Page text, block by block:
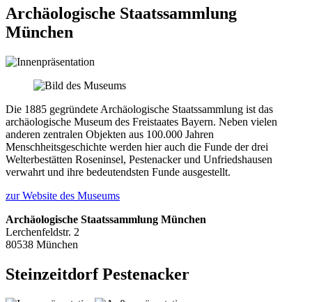
Archäologische Staatssammlung
München
Die 1885 gegründete Archäologische Staatssammlung ist das
archäologische Museum des Freistaates Bayern. Neben vielen
anderen zentralen Objekten aus 100.000 Jahren
Menschheitsgeschichte werden hier auch die Funde der drei
Welterbestätten Roseninsel, Pestenacker und Unfriedshausen
verwahrt und ihre bedeutendsten Funde ausgestellt.
zur Website des Museums
Archäologische Staatssammlung München
Lerchenfeldstr. 2
80538 München
Steinzeitdorf Pestenacker